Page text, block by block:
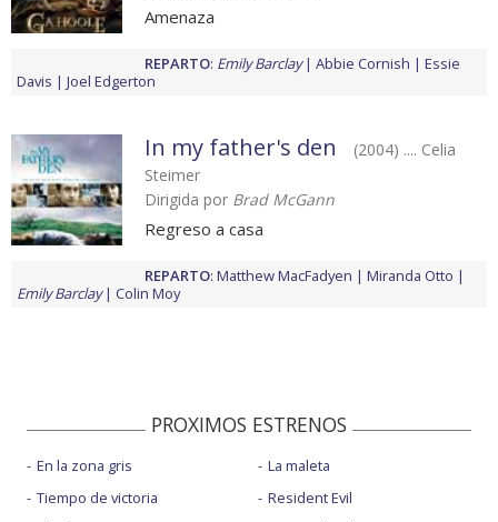
Amenaza
REPARTO: Emily Barclay Abbie Cornish
Essie
Davis
Joel Edgerton
In my father's den
(2004) .... Celia
Steimer
Dirigida por Brad McGann
Regreso a casa
REPARTO: Matthew MacFadyen
Miranda Otto
Emily Barclay
Colin Moy
PROXIMOS ESTRENOS
En la zona gris
Tiempo de victoria
La maleta
Resident Evil